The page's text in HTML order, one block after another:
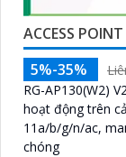
ACCESS
5%-35%
RG-AP130(W2)
hoạt động trên
11a/b/g/n/ac,
chóng